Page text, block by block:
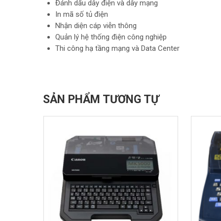
Đánh dấu dây điện và dây mạng
In mã số tủ điện
Nhận diện cáp viễn thông
Quản lý hệ thống điện công nghiệp
Thi công hạ tầng mạng và Data Center
SẢN PHẨM TƯƠNG TỰ